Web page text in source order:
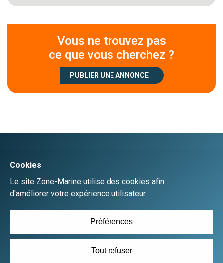
Vous ne trouvez pas
ce que vous cherchez ?
PUBLIER UNE ANNONCE
Créer un compte
Se connecter
Déposer une annonce gratuitement